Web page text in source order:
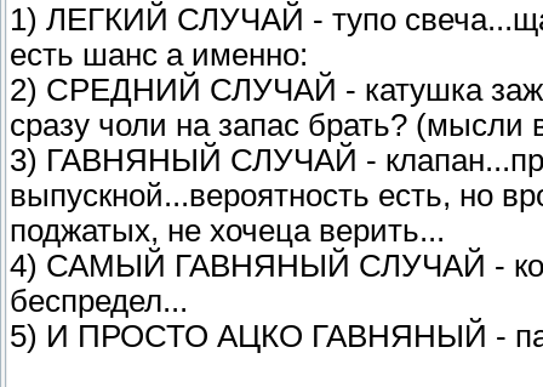
1) ЛЕГКИЙ СЛУЧАЙ - тупо
есть шанс а именно:
2) СРЕДНИЙ СЛУЧАЙ - катушка
сразу чоли на запас брать? (мысли
3) ГАВНЯНЫЙ СЛУЧАЙ -
выпускной...вероятность есть, но
поджатых, не хочеца верить...
4) САМЫЙ ГАВНЯНЫЙ СЛУЧАЙ -
беспредел...
5) И ПРОСТО АЦКО ГАВНЯНЫЙ -